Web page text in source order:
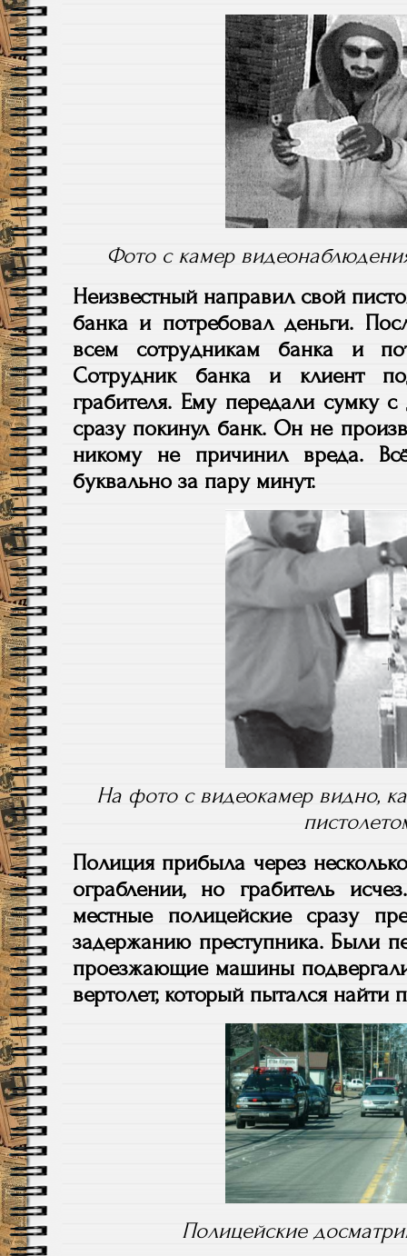
Фото с камер
Неизвестный направил свой
банка и потребовал деньги.
всем сотрудникам банка и
Сотрудник банка и клиент
грабителя. Ему передали сумку
сразу покинул банк. Он не
никому не причинил вреда.
буквально за пару минут.
На фото с видеокамер видно,
Полиция прибыла через
ограблении, но грабитель
местные полицейские сразу
задержанию преступника. Были
проезжающие машины
вертолет, который пытался найти
Полицейские